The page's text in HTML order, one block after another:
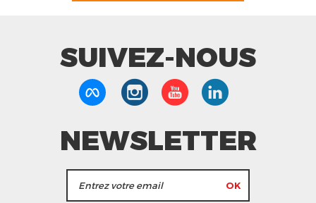
SUIVEZ-NOUS
NEWSLETTER